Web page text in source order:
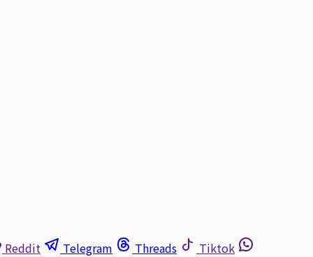
Reddit Telegram Threads Tiktok